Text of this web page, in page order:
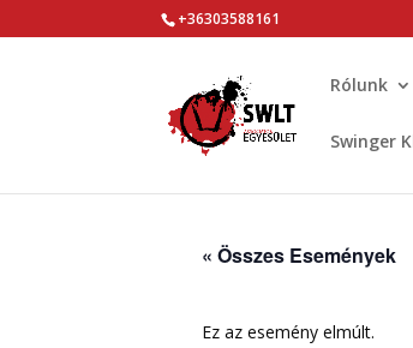
+36303588161
Rólunk
Swinger
« Összes Események
Ez az esemény elmúlt.